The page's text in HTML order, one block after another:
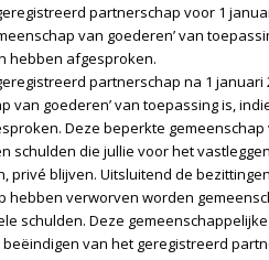
partnerschap voor 1
van goederen’ van
hebben afgesproken.
partnerschap na 1 januari
van goederen’ van toepassing is,
Deze beperkte
schulden die jullie voor het
privé blijven. Uitsluitend de
hebben verworven worden
schulden. Deze
beëindigen van het geregistreerd